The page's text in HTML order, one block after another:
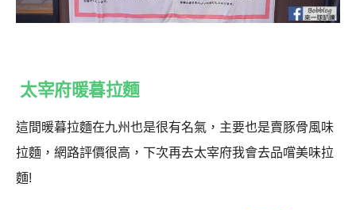
太宰府暖暮拉麵
這間暖暮拉麵在九州也是很有名氣，主要也是賣豚骨風味
拉麵，網路評價很高，下次再去太宰府我會去品嚐美味拉
麵!